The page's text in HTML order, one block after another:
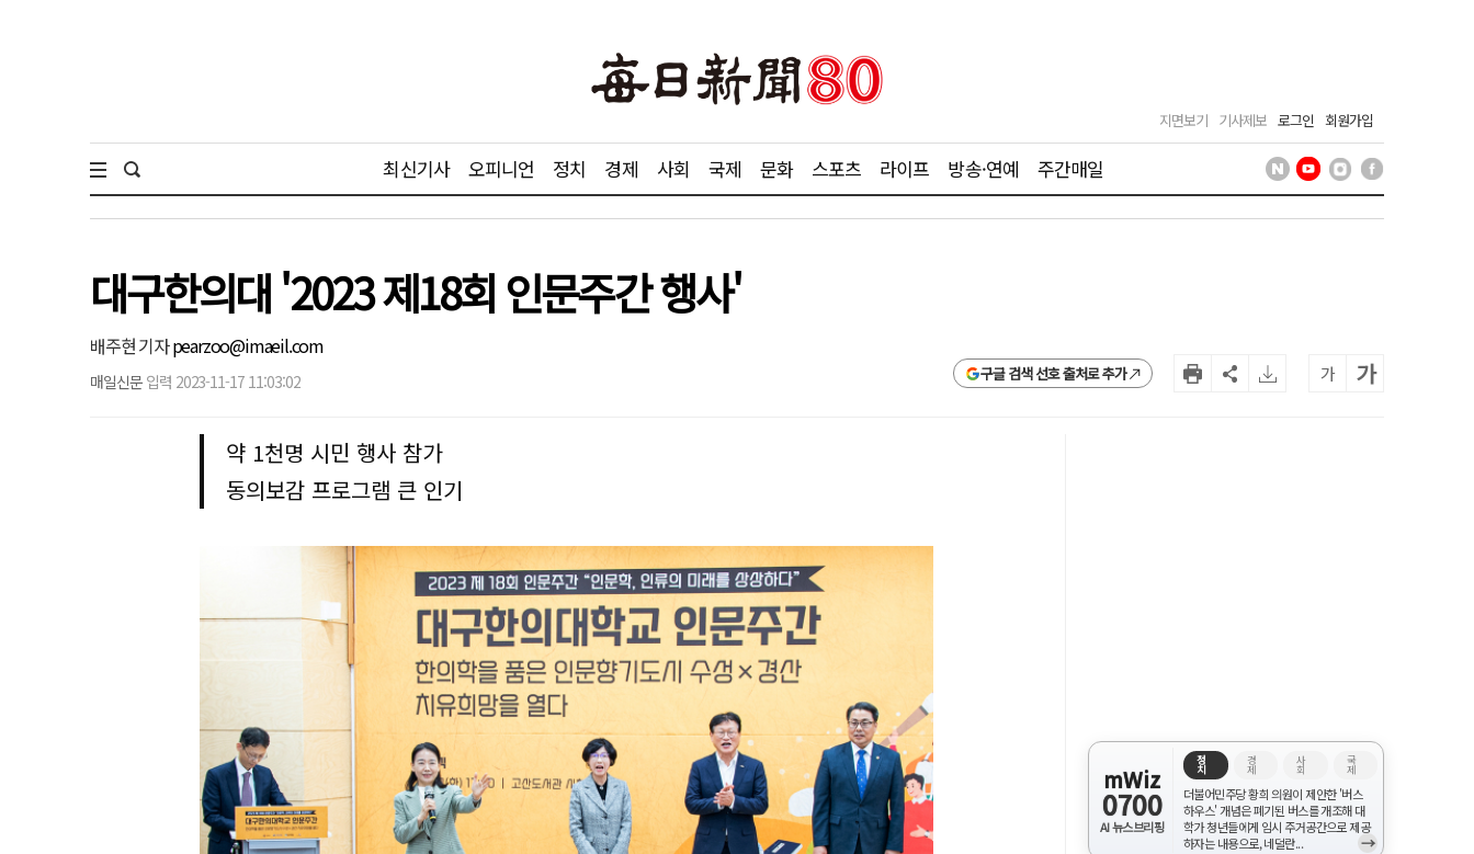
지면보기 기사제보 로그인 회원가입
최신기사 오피니언 정치 경제 사회 국제 문화 스포츠 라이프 방송·연예 주간매일
대구한의대 '2023 제18회 인문주간 행사'
배주현 기자pearzoo@imaeil.com
매일신문 입력 2023-11-17 11:03:02 구글 검색 선호 출처로 추가 가 가
약 1천명 시민 행사 참가
동의보감 프로그램 큰 인기
mWiz
0700
AI 뉴스브리핑
정
치
경
제
사
회
국
제
더불어민주당 황희 의원이 제안한 '버스
하우스' 개념은 폐기된 버스를 개조해 대
학가 청년들에게 임시 주거공간으로 제공
하자는 내용으로, 네덜란...
→